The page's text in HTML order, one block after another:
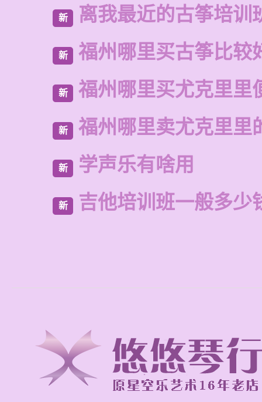
新 离我最近的古筝培训
新 福州哪里买古筝比较
新 福州哪里买尤克里里
新 福州哪里卖尤克里里
新 学声乐有啥用
新 吉他培训班一般多少